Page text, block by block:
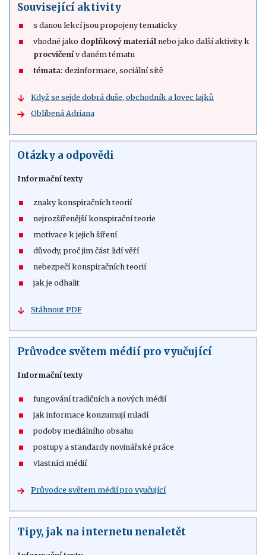
Související aktivity
s danou lekcí jsou propojeny tematicky
vhodné jako doplňkový materiál nebo jako další aktivity k
procvičení v daném tématu
témata: dezinformace, sociální sítě
Když se sejde dobrá duše, obchodník a lovec lajků
Oblíbená Adriana
Otázky a odpovědi
Informační texty
znaky konspiračních teorií
nejrozšířenější konspirační teorie
motivace k jejich šíření
důvody, proč jim část lidí věří
nebezpečí konspiračních teorií
jak je odhalit
Stáhnout PDF
Průvodce světem médií pro vyučující
Informační texty
fungování tradičních a nových médií
jak informace konzumují mladí
podoby mediálního obsahu
postupy a standardy novinářské práce
vlastníci médií
Průvodce světem médií pro vyučující
Tipy, jak na internetu nenaletět